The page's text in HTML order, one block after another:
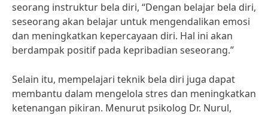
seorang instruktur bela diri, “Dengan belajar bela diri,
seseorang akan belajar untuk mengendalikan emosi
dan meningkatkan kepercayaan diri. Hal ini akan
berdampak positif pada kepribadian seseorang.”
Selain itu, mempelajari teknik bela diri juga dapat
membantu dalam mengelola stres dan meningkatkan
ketenangan pikiran. Menurut psikolog Dr. Nurul,